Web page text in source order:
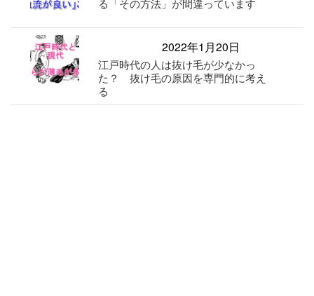
る「その方法」が間違っています
2022年1月20日
江戸時代の人は抜け毛が少なかっ
た？ 抜け毛の原因を専門的に考え
る